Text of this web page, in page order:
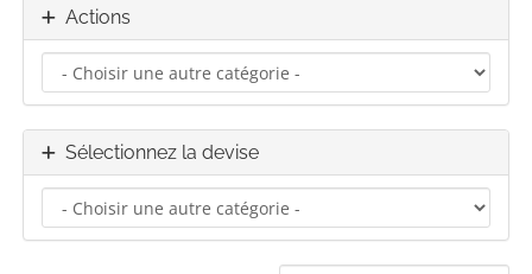
Actions
Sélectionnez la devise